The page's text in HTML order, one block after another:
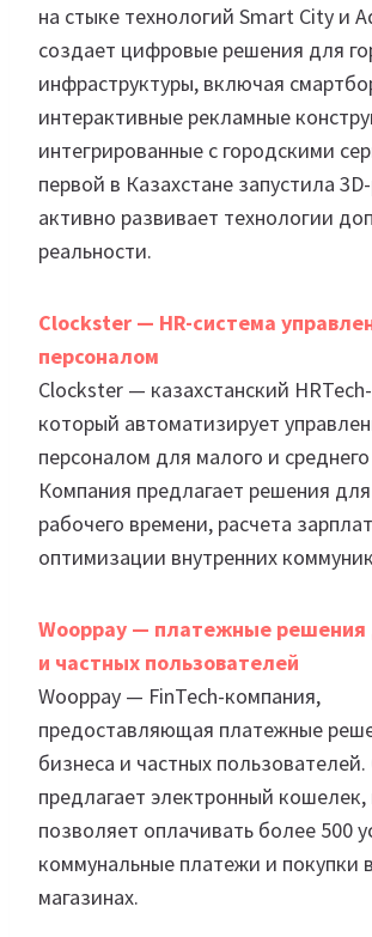
на стыке технологий Smart City и
создает цифровые решения для
инфраструктуры, включая
интерактивные рекламные
интегрированные с городскими
первой в Казахстане запустила
активно развивает технологии
реальности.
Clockster — HR-система
персоналом
Clockster — казахстанский
который автоматизирует
персоналом для малого и
Компания предлагает решения
рабочего времени, расчета
оптимизации внутренних
Wooppay — платежные решения
и частных пользователей
Wooppay — FinTech-компания,
предоставляющая платежные
бизнеса и частных
предлагает электронный
позволяет оплачивать более 500
коммунальные платежи и покупки
магазинах.